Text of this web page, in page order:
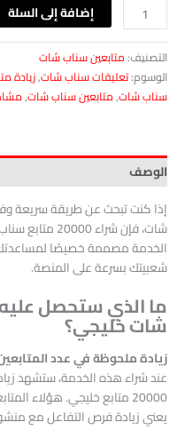
إضافة إلى السلة
التصنيف:متابعين سناب شات
الوسوم:تعليقات سناب شات,زيادة
سناب شات,متابعين سناب شات,
الوصف
إذا كنت تبحث عن طريقة سريعة
شات، فإن
الخدمة مصممة خصيصًا
شعبيتك بسرعة على المنصة.
شات خليجي؟
زيادة ملحوظة في عدد
عند شراء هذه الخدمة، ستشهد
20000 متابع خليجي. هؤلاء
يعني زيادة فرص التفاعل مع